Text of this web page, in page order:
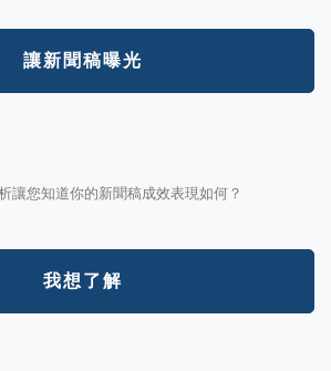
讓新聞稿曝光
讓您知道你的新聞稿成效表現如何？
我想了解